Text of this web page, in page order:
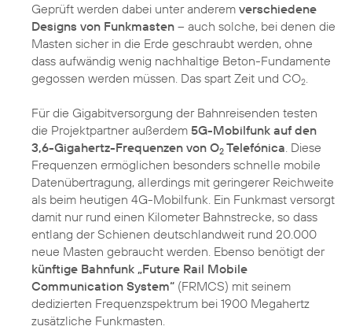
Geprüft werden dabei unter anderem verschiedene
Designs von Funkmasten – auch solche, bei denen die
Masten sicher in die Erde geschraubt werden, ohne
dass aufwändig wenig nachhaltige Beton-Fundamente
gegossen werden müssen. Das spart Zeit und CO2.
Für die Gigabitversorgung der Bahnreisenden testen
die Projektpartner außerdem 5G-Mobilfunk auf den
3,6-Gigahertz-Frequenzen von O2 Telefónica. Diese
Frequenzen ermöglichen besonders schnelle mobile
Datenübertragung, allerdings mit geringerer Reichweite
als beim heutigen 4G-Mobilfunk. Ein Funkmast versorgt
damit nur rund einen Kilometer Bahnstrecke, so dass
entlang der Schienen deutschlandweit rund 20.000
neue Masten gebraucht werden. Ebenso benötigt der
künftige Bahnfunk „Future Rail Mobile
Communication System“ (FRMCS) mit seinem
dedizierten Frequenzspektrum bei 1900 Megahertz
zusätzliche Funkmasten.